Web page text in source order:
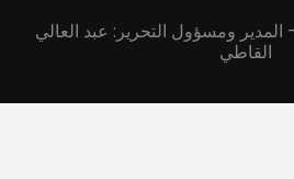
ومسؤول التحرير: عبد العالي
القاطي